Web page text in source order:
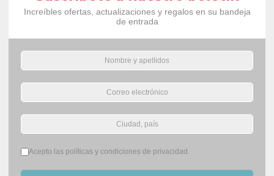
Increíbles ofertas, actualizaciones y regalos en su bandeja
de entrada
Términos del servicio*
Acepto las políticas y condiciones de privacidad.